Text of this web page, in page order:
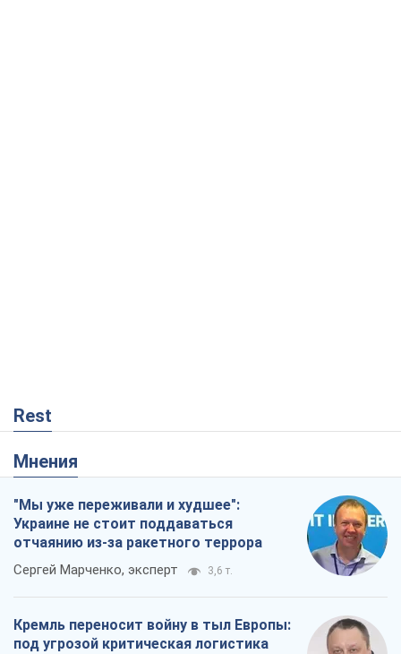
Rest
Мнения
"Мы уже переживали и худшее":
Украине не стоит поддаваться
отчаянию из-за ракетного террора
Сергей Марченко, эксперт 3,6 т.
Кремль переносит войну в тыл Европы:
под угрозой критическая логистика